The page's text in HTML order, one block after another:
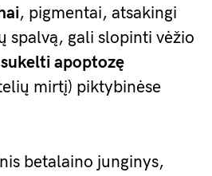
, pigmentai, atsakingi
spalvą, gali slopinti vėžio
sukelti apoptozę
mirtį) piktybinėse
betalaino junginys,